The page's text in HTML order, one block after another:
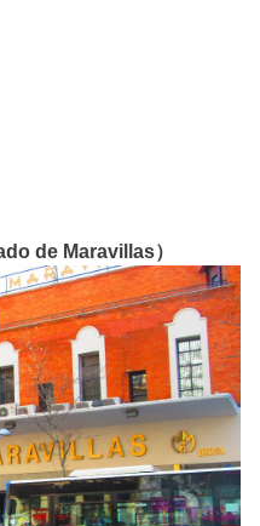
de Maravillas）